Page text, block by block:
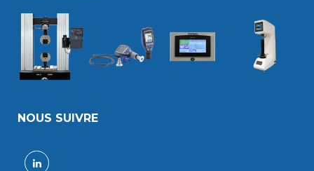
NOUS SUIVRE